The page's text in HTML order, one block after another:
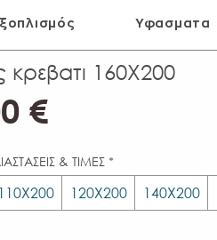
Υφασματα
κρεβατι 160X200
€Τιμή
& ΤΙΜΕΣ *
110Χ200 120Χ200 140Χ200